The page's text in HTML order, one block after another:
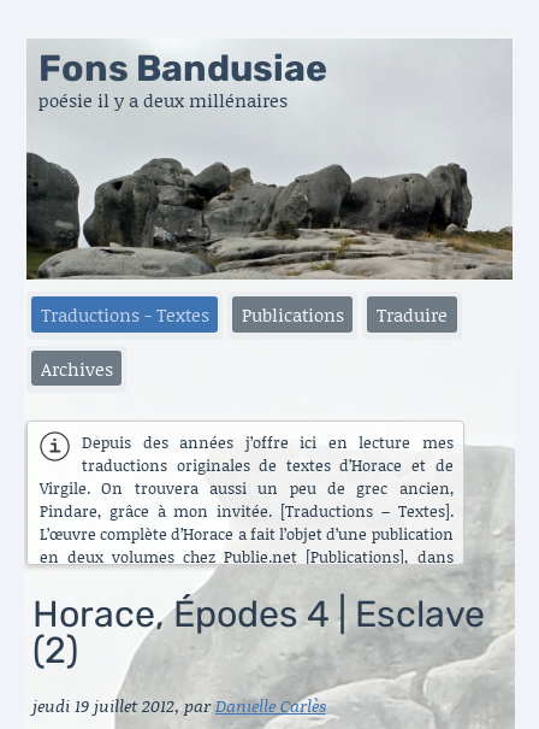
Fons Bandusiae
poésie il y a deux millénaires
Traductions - Textes Publications Traduire
Archives
Depuis des années j’offre ici en lecture mes
traductions originales de textes d’Horace et de
Virgile. On trouvera aussi un peu de grec ancien,
Pindare, grâce à mon invitée. [Traductions – Textes].
L’œuvre complète d’Horace a fait l’objet d’une publication
en deux volumes chez Publie.net [Publications], dans
encore d’autres traductions que celles que vous pouvez
lire ici. C’est maintenant l’Énéide qui est chantier. Le
besoin de mettre ma longue pratique en perspective
s’est accru ces dernières années [Traduire]. La rubrique
est nouvelle. Elle va s’enrichir peu à peu. Il y a aussi de
belles surprises, des échanges contemporains et des
haïku en latin sous le titre austère des [Archives].
Horace, Épodes 4 | Esclave
(2)
jeudi 19 juillet 2012, parDanielle Carlès